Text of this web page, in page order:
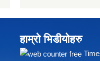
हाम्रो भिडीयोहरु